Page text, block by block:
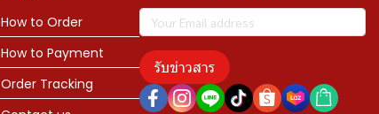
How to Order
How to Payment
Order Tracking
รับข่าวสาร